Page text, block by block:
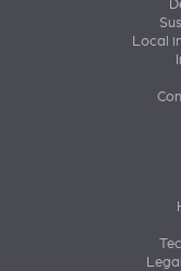
Local